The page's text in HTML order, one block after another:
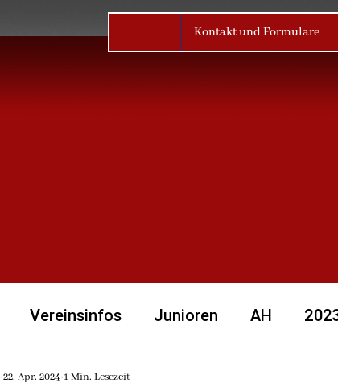
Kontakt und Formulare
Vereinsinfos Junioren AH
2026/2027
22. Apr. 2024 1 Min. Lesezeit